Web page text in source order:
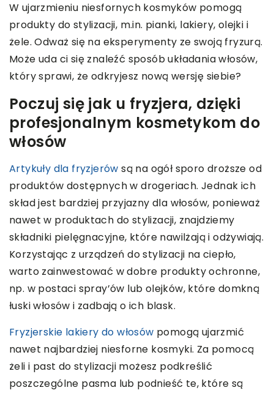
W ujarzmieniu niesfornych kosmyków pomogą
produkty do stylizacji, m.in. pianki, lakiery, olejki i
żele. Odważ się na eksperymenty ze swoją fryzurą.
Może uda ci się znaleźć sposób układania włosów,
który sprawi, że odkryjesz nową wersję siebie?
Poczuj się jak u fryzjera, dzięki
profesjonalnym kosmetykom do
włosów
Artykuły dla fryzjerów są na ogół sporo droższe od
produktów dostępnych w drogeriach. Jednak ich
skład jest bardziej przyjazny dla włosów, ponieważ
nawet w produktach do stylizacji, znajdziemy
składniki pielęgnacyjne, które nawilżają i odżywiają.
Korzystając z urządzeń do stylizacji na ciepło,
warto zainwestować w dobre produkty ochronne,
np. w postaci spray’ów lub olejków, które domkną
łuski włosów i zadbają o ich blask.
Fryzjerskie lakiery do włosów pomogą ujarzmić
nawet najbardziej niesforne kosmyki. Za pomocą
żeli i past do stylizacji możesz podkreślić
poszczególne pasma lub podnieść te, które są